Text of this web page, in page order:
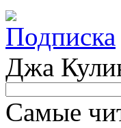
Джа
Самые